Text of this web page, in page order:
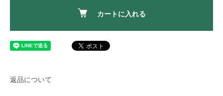
カートに入れる
返品について